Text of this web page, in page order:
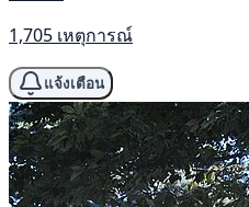
1,705 เหตุการณ์
แจ้งเตือน